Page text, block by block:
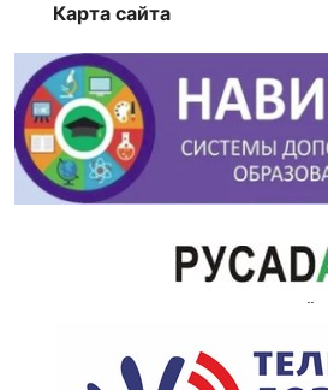
Карта сайта